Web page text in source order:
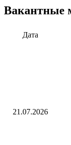
Вакантные
Дата
21.07.2026